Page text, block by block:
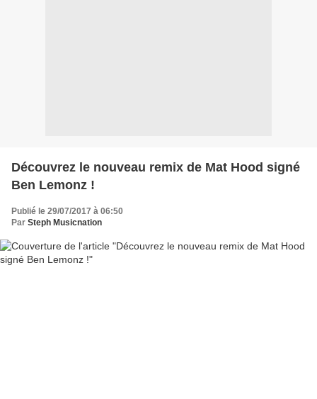
Découvrez le nouveau remix de Mat Hood signé
Ben Lemonz !
Publié le 29/07/2017 à 06:50
Par Steph Musicnation